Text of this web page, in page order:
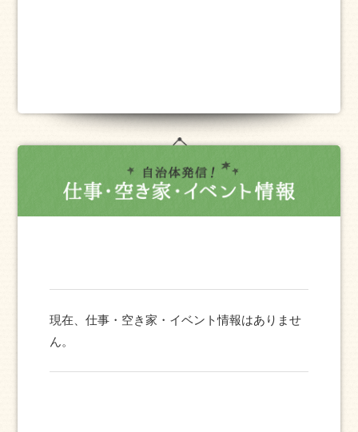
現在、仕事・空き家・イベント情報はありませ
ん。